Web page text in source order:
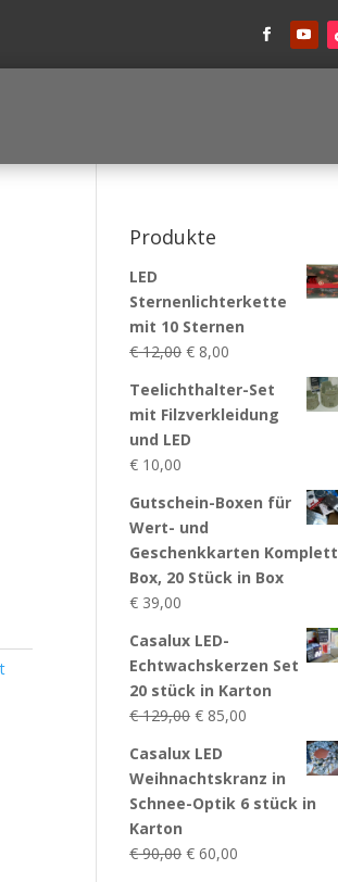
Produkte
LED
Sternenlichterkette
mit 10 Sternen
€12,00 Ursprünglicher
war:
€ 12,00
€ 8,00
ist:
€ 8,00.
Teelichthalter-Set
mit Filzverkleidung
und LED
€ 10,00
Gutschein-Boxen für
Wert- und
Geschenkkarten Komplett
Box, 20 Stück in Box
€ 39,00
Casalux LED-
Echtwachskerzen Set
20 stück in Karton
€129,00 Ursprünglicher
war:
€ 129,00
€ 85,00
€ 85,00.
Casalux LED
Weihnachtskranz in
Schnee-Optik 6 stück in
Karton
€90,00 Ursprünglicher
€ 60,00